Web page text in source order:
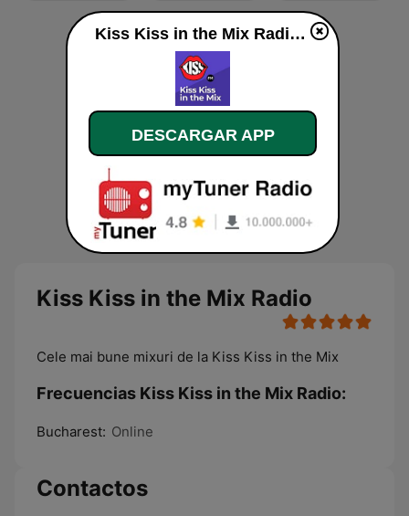
Kiss Kiss in the Mix Radio
Cele mai bune mixuri de la Kiss Kiss in the Mix
Frecuencias Kiss Kiss in the Mix Radio:
Bucharest: Online
Contactos
Kiss Kiss in the Mix Radio en vivo
DESCARGAR APP